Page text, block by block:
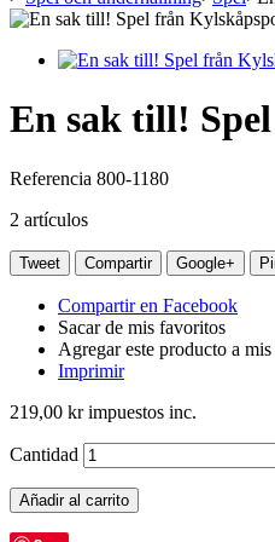
En sak till!
Referencia 800-1180
2 artículos
Tweet Compartir Google+
Compartir en Facebook
Sacar de mis favoritos
Agregar este producto a
Imprimir
219,00 krimpuestos inc.
Cantidad
Añadir al carrito